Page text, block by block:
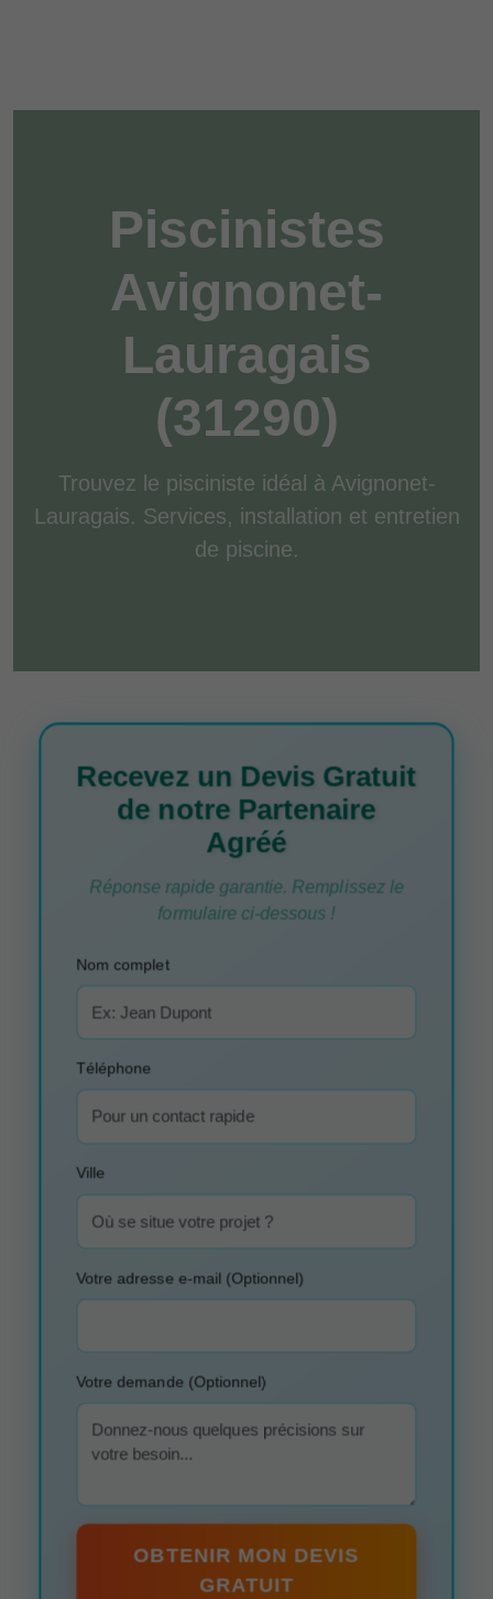
Piscinistes
Avignonet-
Lauragais
(31290)
Trouvez le pisciniste idéal à Avignonet-
Lauragais. Services, installation et entretien
de piscine.
Recevez un Devis Gratuit
de notre Partenaire
Agréé
Réponse rapide garantie. Remplissez le
formulaire ci-dessous !
Nom complet
Téléphone
Ville
Votre adresse e-mail (Optionnel)
Votre demande (Optionnel)
OBTENIR MON DEVIS
GRATUIT